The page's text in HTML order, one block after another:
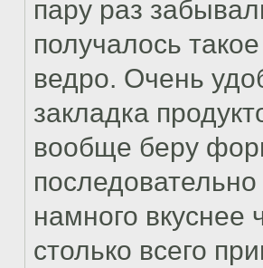
пару раз
получалось
ведро. Очень
закладка
вообще беру
намного
столько всего